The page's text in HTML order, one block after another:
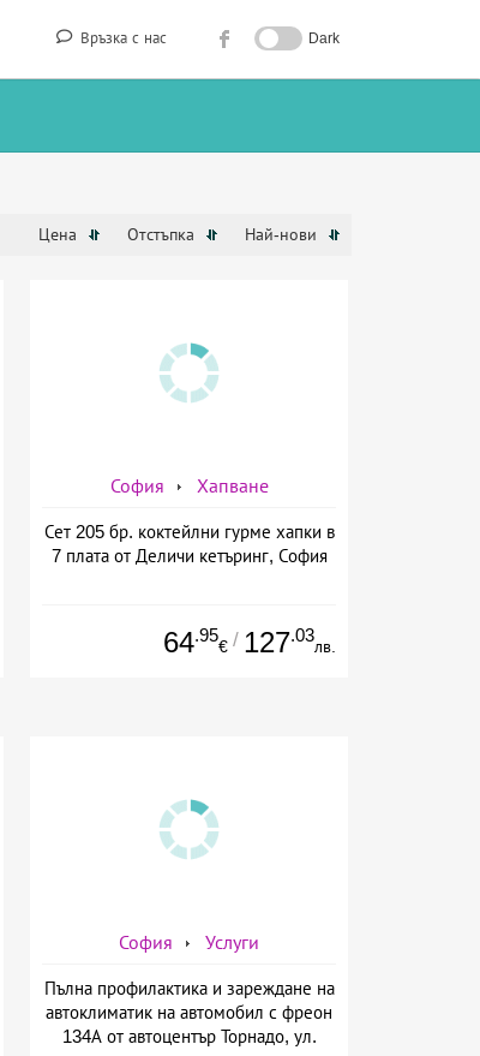
Връзка с нас Dark
Цена Отстъпка Най-нови
София Хапване
Сет 205 бр. коктейлни гурме хапки в
7 плата от Деличи кетъринг, София
64.95
€ / 127.03
лв.
София Услуги
Пълна профилактика и зареждане на
автоклиматик на автомобил с фреон
134А от автоцентър Торнадо, ул.